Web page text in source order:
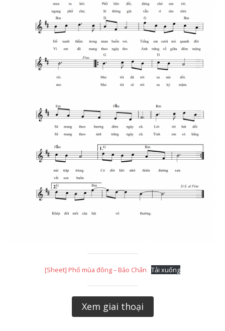
[Sheet] Phố mùa đông – Bảo Chấn Tải xuống
Xem giai thoại